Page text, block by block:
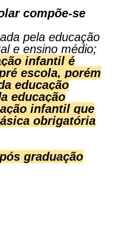
compõe-se
pela educação
e ensino médio;
infantil é
escola, porém
educação
educação
infantil que
obrigatória
graduação